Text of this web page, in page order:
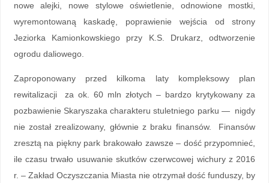
nowe alejki, nowe stylowe oświetlenie, odnowione mostki,
wyremontowaną kaskadę, poprawienie wejścia od strony
Jeziorka Kamionkowskiego przy K.S. Drukarz, odtworzenie
ogrodu daliowego.
Zaproponowany przed kilkoma laty kompleksowy plan
rewitalizacji za ok. 60 mln złotych – bardzo krytykowany za
pozbawienie Skaryszaka charakteru stuletniego parku — nigdy
nie został zrealizowany, głównie z braku finansów. Finansów
zresztą na piękny park brakowało zawsze – dość przypomnieć,
ile czasu trwało usuwanie skutków czerwcowej wichury z 2016
r. – Zakład Oczyszczania Miasta nie otrzymał dość funduszy, by